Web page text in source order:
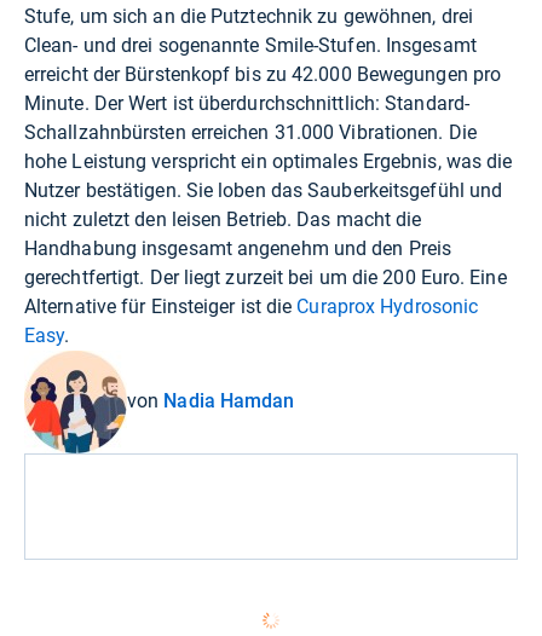
Stufe, um sich an die Putztechnik zu gewöhnen, drei
Clean- und drei sogenannte Smile-Stufen. Insgesamt
erreicht der Bürstenkopf bis zu 42.000 Bewegungen pro
Minute. Der Wert ist überdurchschnittlich: Standard-
Schallzahnbürsten erreichen 31.000 Vibrationen. Die
hohe Leistung verspricht ein optimales Ergebnis, was die
Nutzer bestätigen. Sie loben das Sauberkeitsgefühl und
nicht zuletzt den leisen Betrieb. Das macht die
Handhabung insgesamt angenehm und den Preis
gerechtfertigt. Der liegt zurzeit bei um die 200 Euro. Eine
Alternative für Einsteiger ist die Curaprox Hydrosonic
Easy.
von Nadia Hamdan